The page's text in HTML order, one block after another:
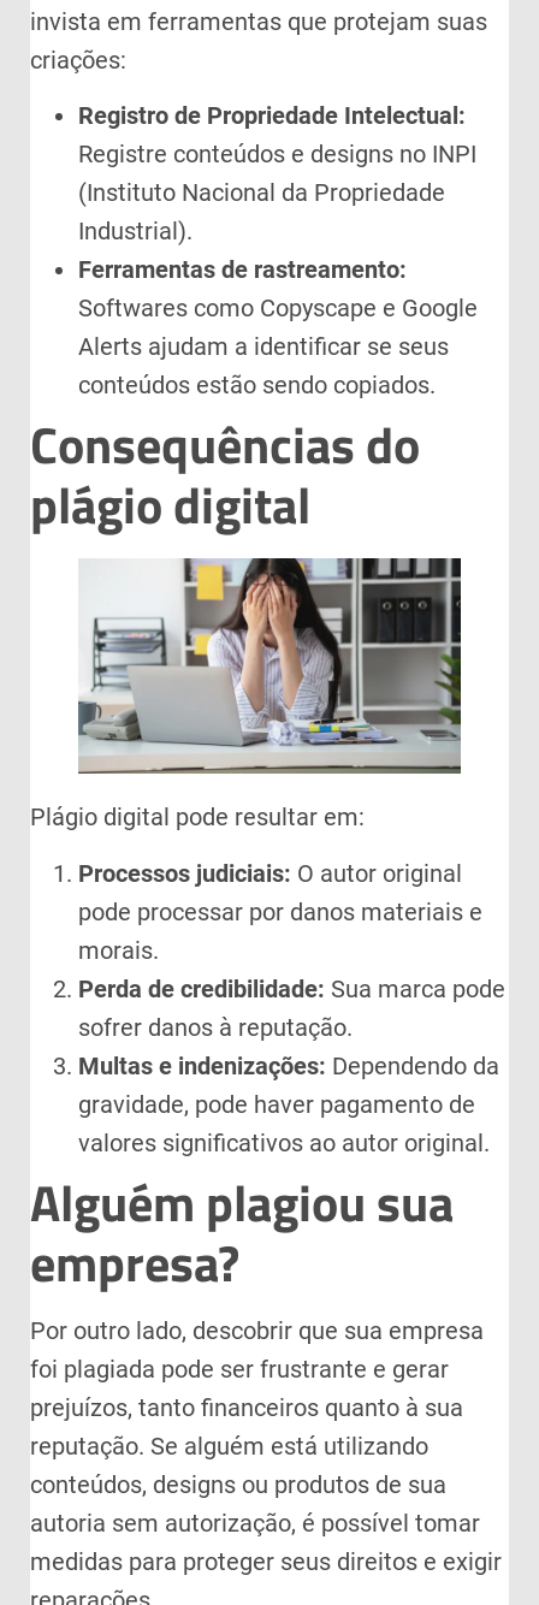
invista em ferramentas que protejam suas
criações:
Registro de Propriedade Intelectual:
Registre conteúdos e designs no INPI
(Instituto Nacional da Propriedade
Industrial).
Ferramentas de rastreamento:
Softwares como Copyscape e Google
Alerts ajudam a identificar se seus
conteúdos estão sendo copiados.
Consequências do
plágio digital
Plágio digital pode resultar em:
Processos judiciais: O autor original
pode processar por danos materiais e
morais.
Perda de credibilidade: Sua marca pode
sofrer danos à reputação.
Multas e indenizações: Dependendo da
gravidade, pode haver pagamento de
valores significativos ao autor original.
Alguém plagiou sua
empresa?
Por outro lado, descobrir que sua empresa
foi plagiada pode ser frustrante e gerar
prejuízos, tanto financeiros quanto à sua
reputação. Se alguém está utilizando
conteúdos, designs ou produtos de sua
autoria sem autorização, é possível tomar
medidas para proteger seus direitos e exigir